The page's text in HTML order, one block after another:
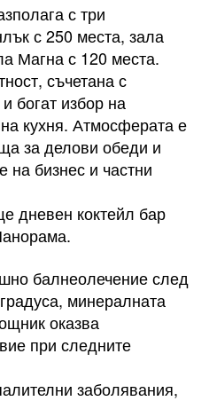
с три
с 250 места, зала
Магна с 120 места.
съчетана с
богат избор на
кухня. Атмосферата е
за делови обеди и
на бизнес и частни
дневен коктейл бар
балнеолечение след
минералната
оказва
при следните
заболявания,